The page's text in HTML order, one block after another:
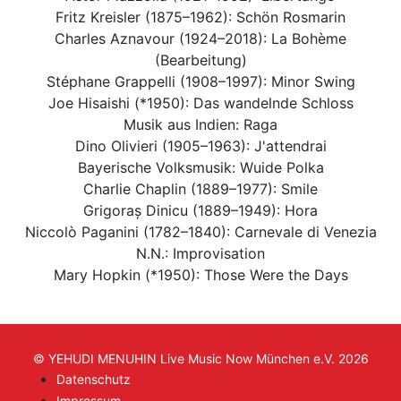
Fritz Kreisler (1875–1962): Schön Rosmarin
Charles Aznavour (1924–2018): La Bohème
(Bearbeitung)
Stéphane Grappelli (1908–1997): Minor Swing
Joe Hisaishi (*1950): Das wandelnde Schloss
Musik aus Indien: Raga
Dino Olivieri (1905–1963): J'attendrai
Bayerische Volksmusik: Wuide Polka
Charlie Chaplin (1889–1977): Smile
Grigoraș Dinicu (1889–1949): Hora
Niccolò Paganini (1782–1840): Carnevale di Venezia
N.N.: Improvisation
Mary Hopkin (*1950): Those Were the Days
© YEHUDI MENUHIN Live Music Now München e.V. 2026
Datenschutz